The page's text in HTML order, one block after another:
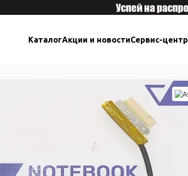
КаталогАкции и новостиСервис-центр